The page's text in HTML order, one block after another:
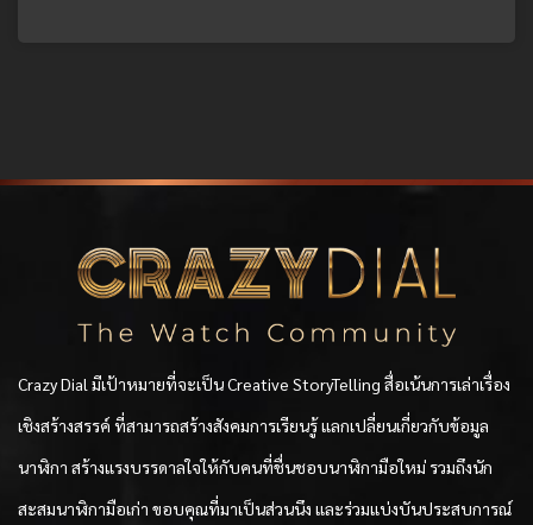
Crazy Dial มีเป้าหมายที่จะเป็น Creative StoryTelling สื่อเน้นการเล่าเรื่อง
เชิงสร้างสรรค์ ที่สามารถสร้างสังคมการเรียนรู้ แลกเปลี่ยนเกี่ยวกับข้อมูล
นาฬิกา สร้างแรงบรรดาลใจให้กับคนที่ชื่นชอบนาฬิกามือใหม่ รวมถึงนัก
สะสมนาฬิกามือเก่า ขอบคุณที่มาเป็นส่วนนึง และร่วมแบ่งบันประสบการณ์